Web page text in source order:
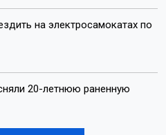
на электросамокатах по
20-летнюю раненную